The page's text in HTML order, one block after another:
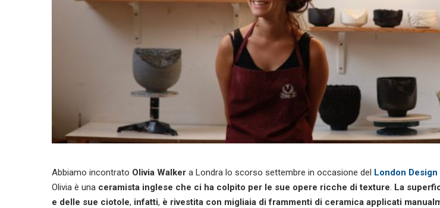
Abbiamo incontrato Olivia Walker a Londra lo scorso settembre in occasione del London
Olivia è una ceramista inglese che ci ha colpito per le sue opere ricche di texture. La
e delle sue ciotole, infatti, è rivestita con migliaia di frammenti di ceramica applicati